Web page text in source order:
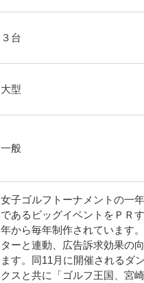
３台
大型
一般
女子ゴルフトーナメントの一
であるビッグイベントをＰＲ
年から毎年制作されています
ターと連動、広告訴求効果の
ます。同11月に開催されるダ
クスと共に「ゴルフ王国、宮